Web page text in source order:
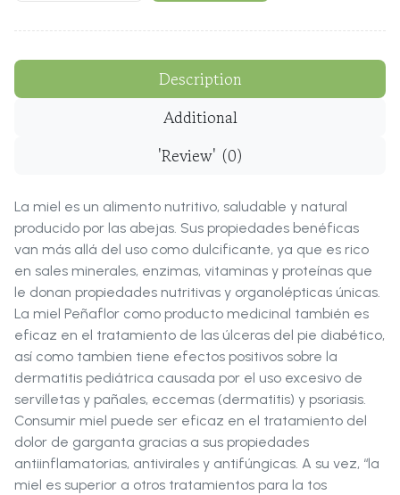
Description
Additional
'Review' (0)
La miel es un alimento nutritivo, saludable y natural
producido por las abejas. Sus propiedades benéficas
van más allá del uso como dulcificante, ya que es rico
en sales minerales, enzimas, vitaminas y proteínas que
le donan propiedades nutritivas y organolépticas únicas.
La miel Peñaflor como producto medicinal también es
eficaz en el tratamiento de las úlceras del pie diabético,
así como tambien tiene efectos positivos sobre la
dermatitis pediátrica causada por el uso excesivo de
servilletas y pañales, eccemas (dermatitis) y psoriasis.
Consumir miel puede ser eficaz en el tratamiento del
dolor de garganta gracias a sus propiedades
antiinflamatorias, antivirales y antifúngicas. A su vez, “la
miel es superior a otros tratamientos para la tos